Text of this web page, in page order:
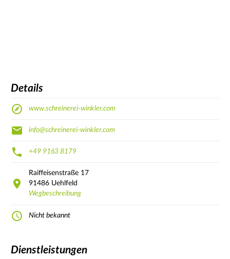
Details
www.schreinerei-winkler.com
info@schreinerei-winkler.com
+49 9163 8179
Raiffeisenstraße 17
91486 Uehlfeld
Wegbeschreibung
Nicht bekannt
Dienstleistungen